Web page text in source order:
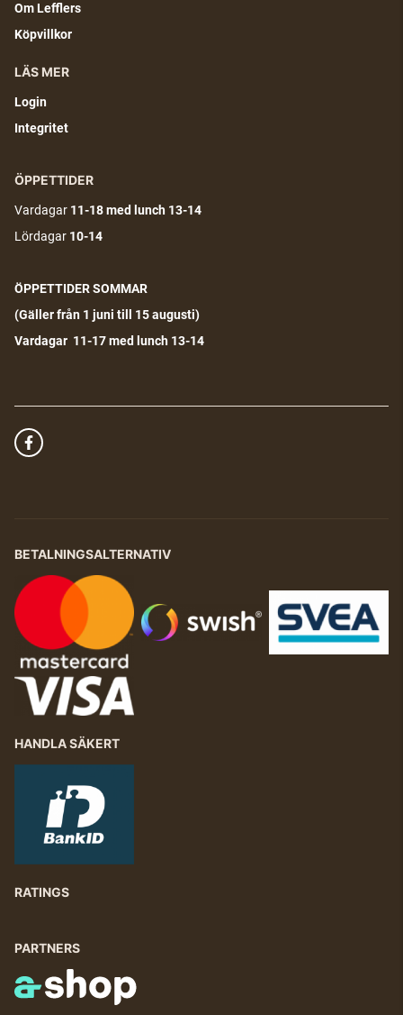
Om Lefflers
Köpvillkor
LÄS MER
Login
Integritet
ÖPPETTIDER
Vardagar 11-18med lunch 13-14
Lördagar 10-14
ÖPPETTIDER SOMMAR
(Gäller från 1 juni till 15 augusti)
Vardagar 11-17 med lunch 13-14
BETALNINGSALTERNATIV
HANDLA SÄKERT
RATINGS
PARTNERS